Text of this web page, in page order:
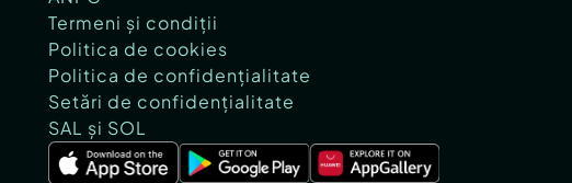
Termeni și condiții
Politica de cookies
Politica de confidențialitate
Setări de confidențialitate
SAL și SOL